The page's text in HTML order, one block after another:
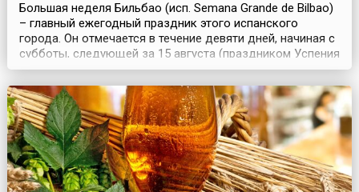
Большая неделя Бильбао (исп. Semana Grande de Bilbao)
– главный ежегодный праздник этого испанского
города. Он отмечается в течение девяти дней, начиная с
субботы, следующей за 15 августа (праздником Успения
Богородицы).Официальный статус праздник получил в
1978 году, хотя и прежде в августе в Бильбао проходили
разнообразные увеселительные мероприятия – ярмарки,
корриды, состязания силачей, ци...